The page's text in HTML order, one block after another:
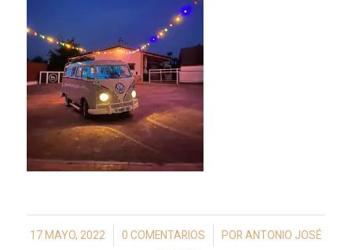
17 MAYO, 2022
/ 0 COMENTARIOS
/ PORANTONIO JOSÉ